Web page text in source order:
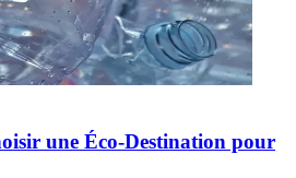
une Éco-Destination pour